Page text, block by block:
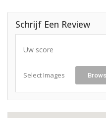
Schrijf Een Review
Uw score
Select Images